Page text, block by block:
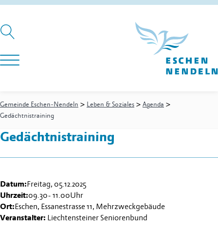
Gemeinde Eschen-Nendeln > Leben & Soziales > Agenda >
Gedächtnistraining
Gedächtnistraining
Datum:Freitag, 05.12.2025
Uhrzeit:09.30- 11.00Uhr
Ort:Eschen, Essanestrasse 11, Mehrzweckgebäude
Veranstalter: Liechtensteiner Seniorenbund